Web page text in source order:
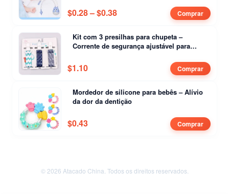
$0.54
$ 0.54
$0.54
$0.28–$0.38 Price range: $0.28 through
Comprar
Kit com 3 presilhas para chupeta –
Corrente de segurança ajustável para
$1.10 Comprar
Mordedor de silicone para bebês – Alívio
da dor da dentição
$0.43 Comprar
© 2026 Atacado China. Todos os direitos reservados.